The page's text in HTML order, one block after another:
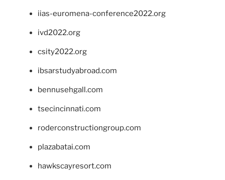
iias-euromena-conference2022.org
ivd2022.org
csity2022.org
ibsarstudyabroad.com
bennusehgall.com
tsecincinnati.com
roderconstructiongroup.com
plazabatai.com
hawkscayresort.com